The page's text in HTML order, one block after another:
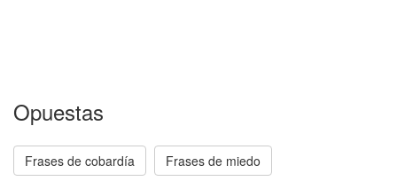
Opuestas
Frases de cobardía Frases de miedo